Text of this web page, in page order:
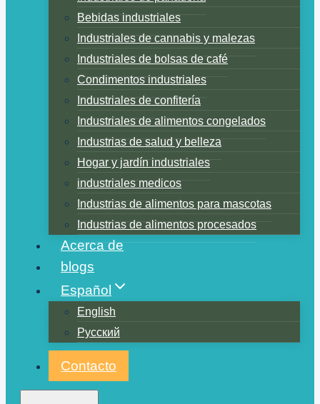
Bebidas industriales
Industriales de cannabis y malezas
Industriales de bolsas de café
Condimentos industriales
Industriales de confitería
Industriales de alimentos congelados
Industrias de salud y belleza
Hogar y jardín industriales
industriales medicos
Industrias de alimentos para mascotas
Industrias de alimentos procesados
Acerca de
blogs
Español
English
Русский
Contacto